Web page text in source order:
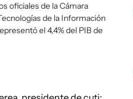
oficiales de la Cámara
de la Información
el 4,4% del PIB de